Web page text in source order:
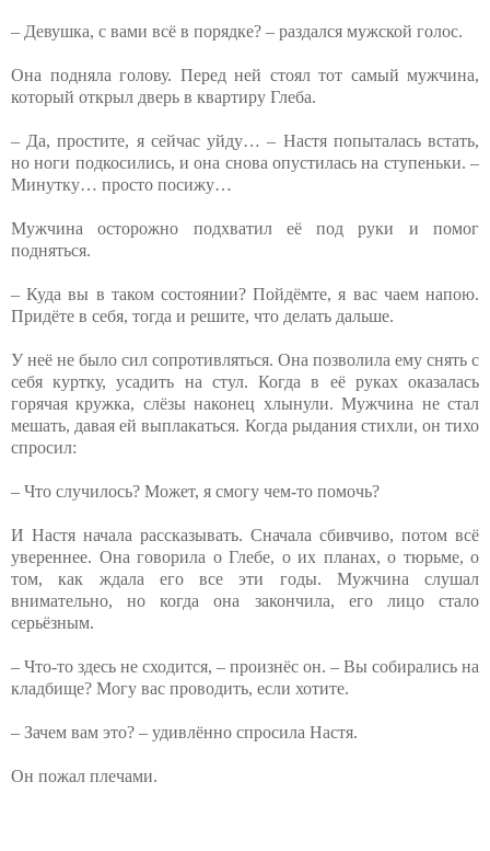
– Девушка, с вами всё в порядке? – раздался мужской голос.
Она подняла голову. Перед ней стоял тот самый мужчина,
который открыл дверь в квартиру Глеба.
– Да, простите, я сейчас уйду… – Настя попыталась встать,
но ноги подкосились, и она снова опустилась на ступеньки. –
Минутку… просто посижу…
Мужчина осторожно подхватил её под руки и помог
подняться.
– Куда вы в таком состоянии? Пойдёмте, я вас чаем напою.
Придёте в себя, тогда и решите, что делать дальше.
У неё не было сил сопротивляться. Она позволила ему снять с
себя куртку, усадить на стул. Когда в её руках оказалась
горячая кружка, слёзы наконец хлынули. Мужчина не стал
мешать, давая ей выплакаться. Когда рыдания стихли, он тихо
спросил:
– Что случилось? Может, я смогу чем-то помочь?
И Настя начала рассказывать. Сначала сбивчиво, потом всё
увереннее. Она говорила о Глебе, о их планах, о тюрьме, о
том, как ждала его все эти годы. Мужчина слушал
внимательно, но когда она закончила, его лицо стало
серьёзным.
– Что-то здесь не сходится, – произнёс он. – Вы собирались на
кладбище? Могу вас проводить, если хотите.
– Зачем вам это? – удивлённо спросила Настя.
Он пожал плечами.